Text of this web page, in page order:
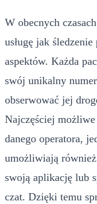
W obecnych
usługę jak
aspektów. Każda
swój unikalny
obserwować jej
Najczęściej
danego operatora,
umożliwiają
swoją aplikację lub
czat. Dzięki temu